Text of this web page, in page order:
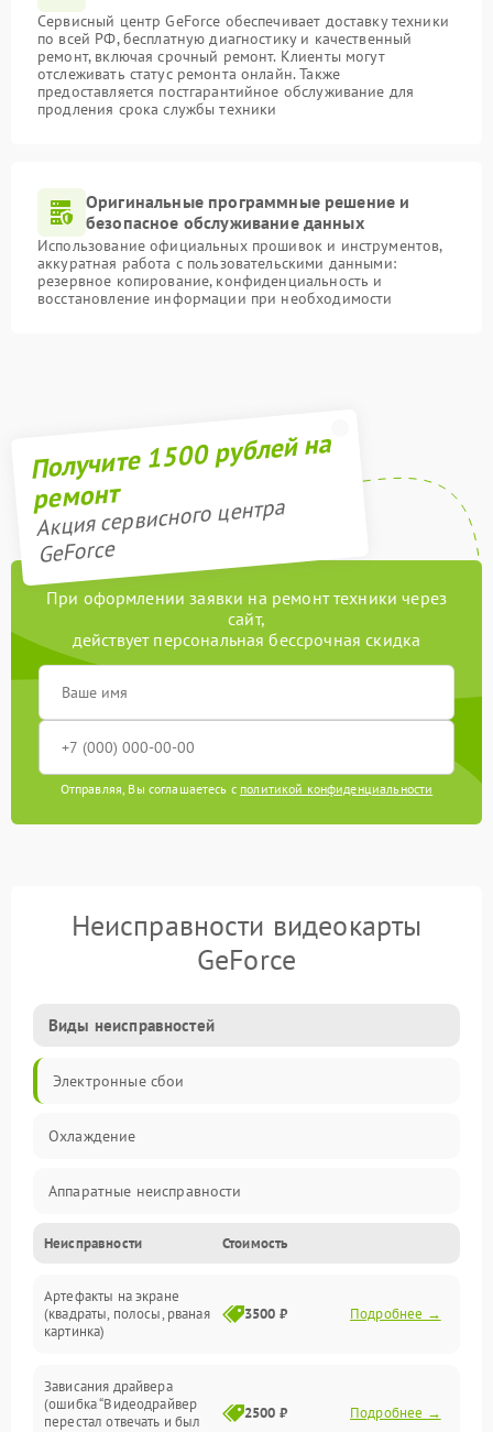
Сервисный центр GeForce обеспечивает доставку техники
по всей РФ, бесплатную диагностику и качественный
ремонт, включая срочный ремонт. Клиенты могут
отслеживать статус ремонта онлайн. Также
предоставляется постгарантийное обслуживание для
продления срока службы техники
Оригинальные программные решение и
безопасное обслуживание данных
Использование официальных прошивок и инструментов,
аккуратная работа с пользовательскими данными:
резервное копирование, конфиденциальность и
восстановление информации при необходимости
Получите 1500 рублей на
ремонт
Акция сервисного центра
GeForce
При оформлении заявки на ремонт техники через
сайт,
действует персональная бессрочная скидка
Отправляя, Вы соглашаетесь с политикой конфиденциальности
Неисправности видеокарты
GeForce
Виды неисправностей
Электронные сбои
Охлаждение
Аппаратные неисправности
Перегрев и термопроблемы
Видео
Интерфейсные и коммуникационные проблемы
Неисправности Стоимость
Артефакты на экране
(квадраты, полосы, рваная
картинка)
3500 ₽ Подробнее →
Зависания драйвера
(ошибка “Видеодрайвер
перестал отвечать и был
2500 ₽ Подробнее →